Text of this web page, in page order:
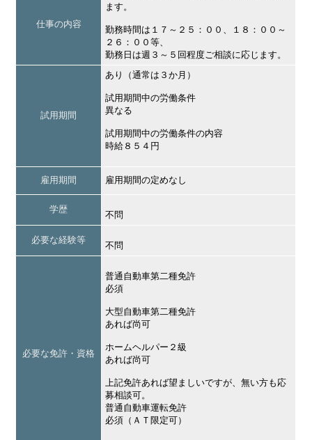
仕事の内容
ます。
勤務時間は１７～２５：００、１８：００～
２６：００等、
勤務日は週３～５回程度ご相談に応じます。
試用期間
あり（通常は３か月）
試用期間中の労働条件
異なる
試用期間中の労働条件の内容
時給８５４円
雇用期間 雇用期間の定めなし
学歴
不問
必要な経験等
不問
必要な免許・資格
普通自動車第二種免許
必須
大型自動車第二種免許
あれば尚可
ホームヘルパー２級
あれば尚可
上記免許あれば望ましいですが、無い方も応
募相談可。
普通自動車運転免許
必須（ＡＴ限定可）